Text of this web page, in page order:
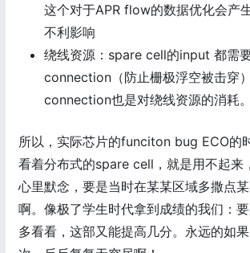
这个对于APR flow的数据优化会产
不利影响
绕线资源：spare cell的input 都需
connection（防止栅极浮空被击穿
connection也是对绕线资源的消耗。
所以，实际芯片的funciton bug ECO的
看着分布式的spare cell，就是用不起来
心里默念，要是当时在某某区域多撒点
啊。像极了学生时代拿到成绩的我们：
多看看，这部又能提高几分。永远的如